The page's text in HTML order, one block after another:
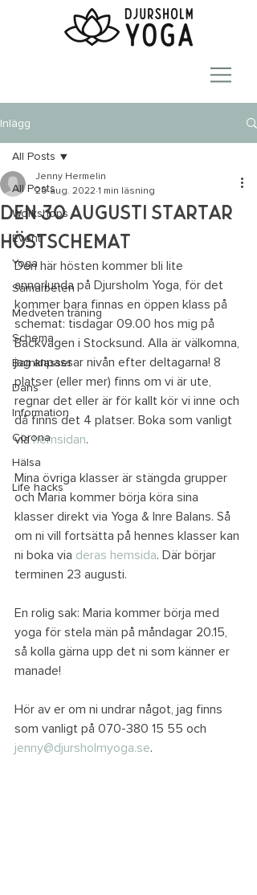
Inlägg
All Posts
Workshops
Event
Yoga
Samarbeten
Medveten träning
Schema
Barnklasser
Dans
Information
Corona
Hälsa
Life hacks
All Posts
Den 30 augusti startar
höstschemat
Jenny Hermelin
20 aug. 2022 1 min läsning
Den här hösten kommer bli lite
annorlunda på Djursholm Yoga, för det
kommer bara finnas en öppen klass på
schemat: tisdagar 09.00 hos mig på
Backvägen i Stocksund. Alla är välkomna,
jag anpassar nivån efter deltagarna! 8
platser (eller mer) finns om vi är ute,
regnar det eller är för kallt kör vi inne och
då finns det 4 platser. Boka som vanligt
via hemsidan.
Mina övriga klasser är stängda grupper
och Maria kommer börja köra sina
klasser direkt via Yoga & Inre Balans. Så
om ni vill fortsätta på hennes klasser kan
ni boka via deras hemsida. Där börjar
terminen 23 augusti.
En rolig sak: Maria kommer börja med
yoga för stela män på måndagar 20.15,
så kolla gärna upp det ni som känner er
manade!
Hör av er om ni undrar något, jag finns
som vanligt på 070-380 15 55 och
jenny@djursholmyoga.se.